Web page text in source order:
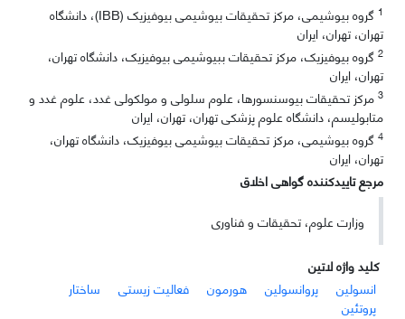
1
گروه بیوشیمی، مرکز تحقیقات بیوشیمی بیوفیزیک (IBB)، دانشگاه
تهران، تهران، ایران
2 گروه بیوفیزیک، مرکز تحقیقات ببیوشیمی بیوفیزیک، دانشگاه تهران،
تهران، ایران
3 مرکز تحقیقات بیوسنسورها، علوم سلولی و مولکولی غدد، علوم غدد و
متابولیسم، دانشگاه علوم پزشکی تهران، تهران، ایران
4 گروه بیوشیمی، مرکز تحقیقات بیوشیمی بیوفیزیک، دانشگاه تهران،
تهران، ایران
مرجع تاییدکننده گواهی اخلاق
وزارت علوم، تحقیقات و فناوری
کلید واژه لاتین
انسولین
پروانسولین هورمون فعالیت زیستی
ساختار
پروتئین